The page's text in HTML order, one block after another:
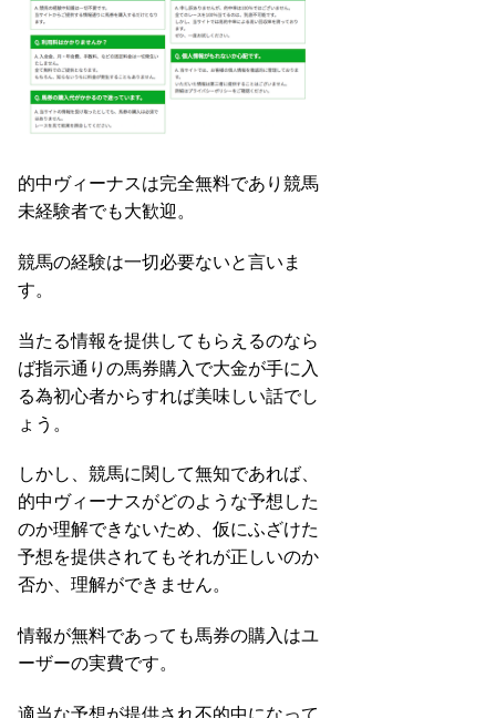
的中ヴィーナスは完全無料であり競馬
未経験者でも大歓迎。
競馬の経験は一切必要ないと言いま
す。
当たる情報を提供してもらえるのなら
ば指示通りの馬券購入で大金が手に入
る為初心者からすれば美味しい話でし
ょう。
しかし、競馬に関して無知であれば、
的中ヴィーナスがどのような予想した
のか理解できないため、仮にふざけた
予想を提供されてもそれが正しいのか
否か、理解ができません。
情報が無料であっても馬券の購入はユ
ーザーの実費です。
適当な予想が提供され不的中になって